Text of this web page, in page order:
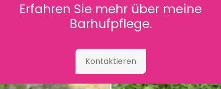
Erfahren Sie mehr über meine
Barhufpflege.
Kontaktieren